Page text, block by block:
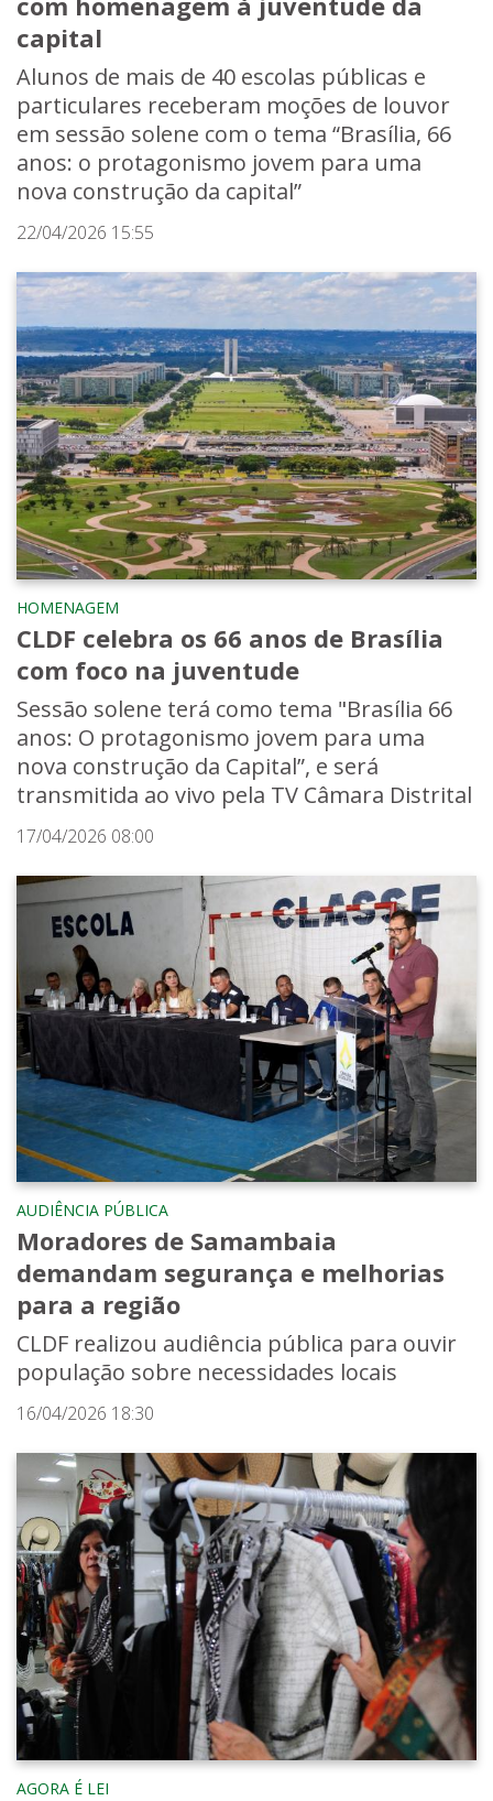
capital
Alunos de mais de 40 escolas públicas e
particulares receberam moções de louvor
em sessão solene com o tema “Brasília, 66
anos: o protagonismo jovem para uma
nova construção da capital”
22/04/2026 15:55
HOMENAGEM
CLDF celebra os 66 anos de Brasília
com foco na juventude
Sessão solene terá como tema "Brasília 66
anos: O protagonismo jovem para uma
nova construção da Capital”, e será
transmitida ao vivo pela TV Câmara Distrital
17/04/2026 08:00
AUDIÊNCIA PÚBLICA
Moradores de Samambaia
demandam segurança e melhorias
para a região
CLDF realizou audiência pública para ouvir
população sobre necessidades locais
16/04/2026 18:30
AGORA É LEI